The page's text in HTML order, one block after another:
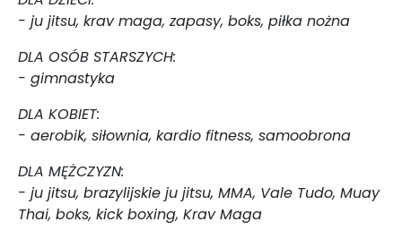
- ju jitsu, krav maga, zapasy, boks, piłka nożna
DLA OSÓB STARSZYCH:
- gimnastyka
DLA KOBIET:
- aerobik, siłownia, kardio fitness, samoobrona
DLA MĘŻCZYZN:
- ju jitsu, brazylijskie ju jitsu, MMA, Vale Tudo, Muay
Thai, boks, kick boxing, Krav Maga